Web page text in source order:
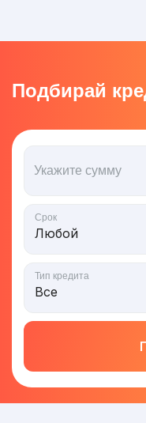
Подбирай
Укажите сумму
Срок
Тип кредита